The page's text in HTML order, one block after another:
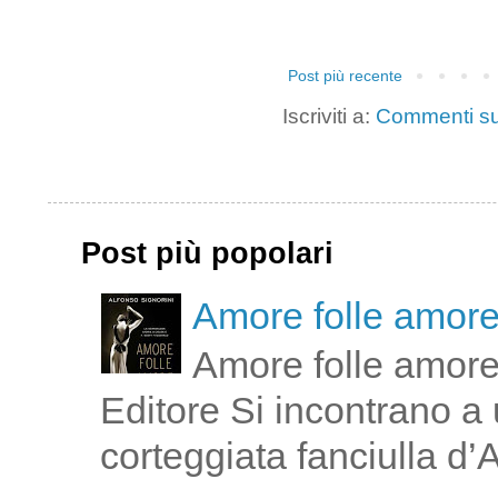
Post più recente
Iscriviti a: Commenti
Post più popolari
Amore folle
Amore folle
Editore Si incontrano
corteggiata fanciulla